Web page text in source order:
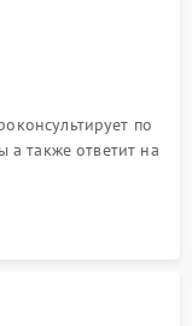
по
а также ответит на